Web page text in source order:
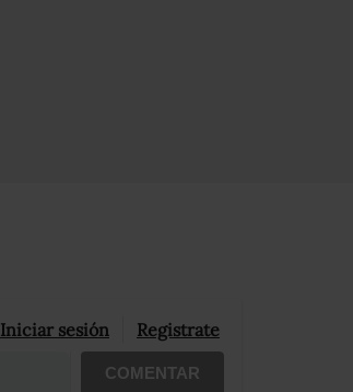
Iniciar sesión Registrate
COMENTAR